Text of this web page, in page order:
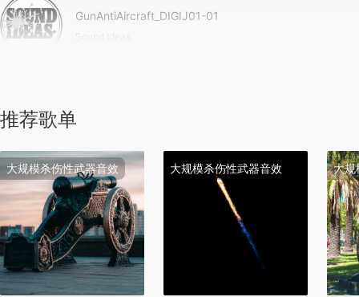
GunAntiAircraft_DIGIJ01-01
推荐歌单
大规模杀伤性武器音效 大规模杀伤性武器音效 大规